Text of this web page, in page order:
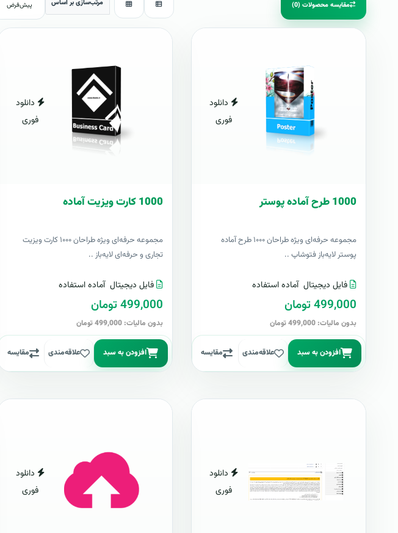
مقایسه محصولات (0) مرتب‌سازی بر اساس
دانلود
فوری
1000 طرح آماده پوستر
مجموعه حرفه‌ای ویژه طراحان ۱۰۰۰ طرح آماده
پوستر لایه‌باز فتوشاپ ..
فایل دیجیتال آماده استفاده
499,000 تومان
بدون مالیات: 499,000 تومان
افزودن به سبد علاقه‌مندی مقایسه
دانلود
فوری
1000 کارت ويزيت آماده
مجموعه حرفه‌ای ویژه طراحان ۱۰۰۰ کارت ویزیت
تجاری و حرفه‌ای لایه‌باز ..
فایل دیجیتال آماده استفاده
499,000 تومان
بدون مالیات: 499,000 تومان
افزودن به سبد علاقه‌مندی مقایسه
دانلود
فوری
دانلود
فوری